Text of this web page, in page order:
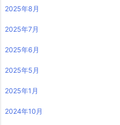
2025年8月
2025年7月
2025年6月
2025年5月
2025年1月
2024年10月